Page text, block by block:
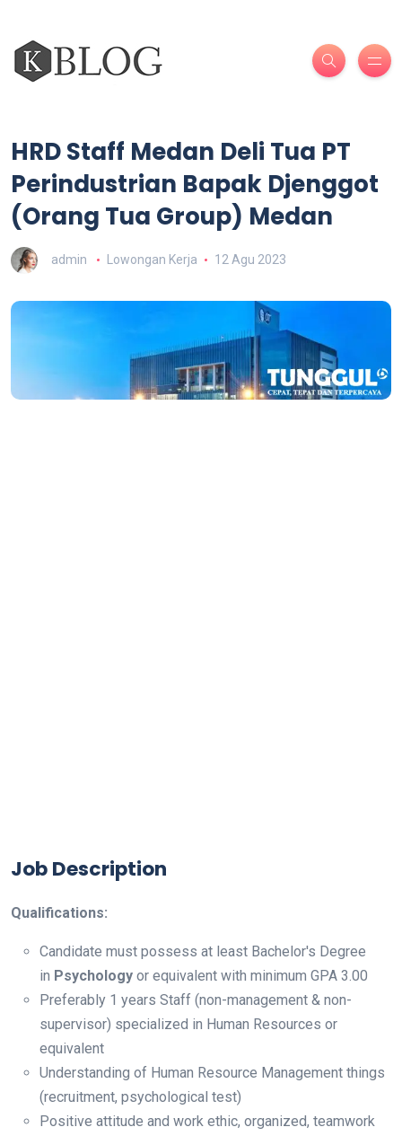
HRD Staff Medan Deli Tua PT
Perindustrian Bapak Djenggot
(Orang Tua Group) Medan
admin Lowongan Kerja 12 Agu 2023
Job Description
Qualifications:
Candidate must possess at least Bachelor's Degree
in Psychology or equivalent with minimum GPA 3.00
Preferably 1 years Staff (non-management & non-
supervisor) specialized in Human Resources or
equivalent
Understanding of Human Resource Management things
(recruitment, psychological test)
Positive attitude and work ethic, organized, teamwork